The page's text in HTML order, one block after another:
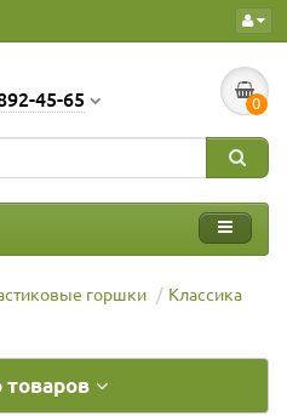
45-65 0
горшки
Классика